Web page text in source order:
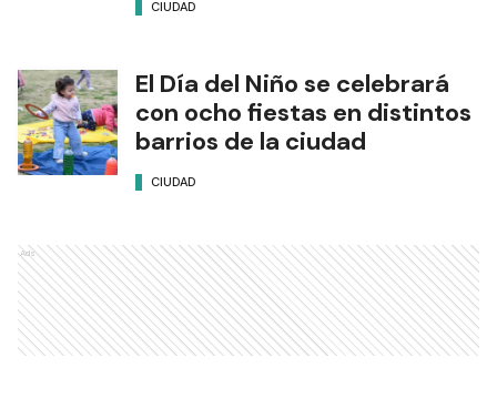
CIUDAD
El Día del Niño se celebrará
con ocho fiestas en distintos
barrios de la ciudad
CIUDAD
Ads